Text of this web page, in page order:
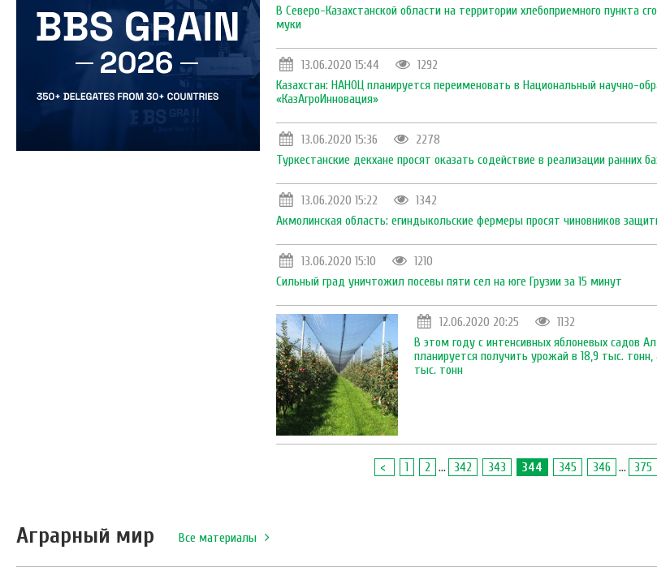
В Северо-Казахстанской области на территории хлебоприемного пункта
муки
13.06.2020 15:44
1292
Казахстан: НАНОЦ планируется переименовать в Национальный научно-
«КазАгроИнновация»
13.06.2020 15:36
2278
Туркестанские декхане просят оказать содействие в реализации ранних
13.06.2020 15:22
1342
Акмолинская область: егиндыкольские фермеры просят чиновников
13.06.2020 15:10
1210
Сильный град уничтожил посевы пяти сел на юге Грузии за 15 минут
12.06.2020 20:25
1132
В этом году с интенсивных яблоневых садов
планируется получить урожай в 18,9 тыс.
тыс. тонн
< 1 2 ... 342 343 344 345 346 ... 375
Аграрный мир Все материалы